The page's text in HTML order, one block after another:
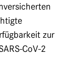
zur
CoV-2